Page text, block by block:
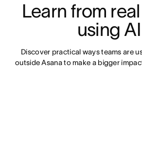
Learn from
using AI
Discover practical ways teams are
outside Asana to make a bigger